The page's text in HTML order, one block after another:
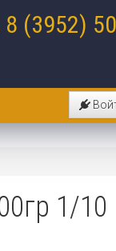
8 (3952)
1/10